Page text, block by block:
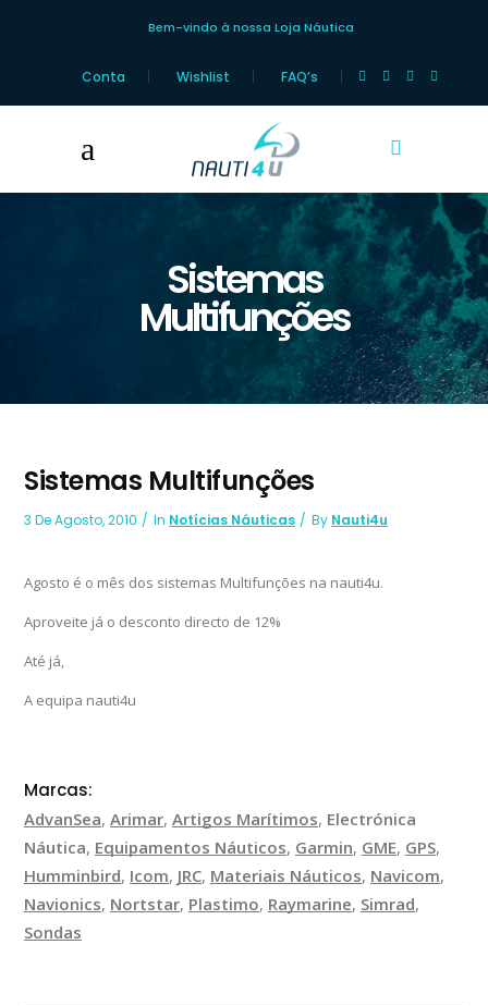
Bem-vindo à nossa Loja Náutica
Conta Wishlist FAQ’s
Sistemas
Multifunções
Sistemas Multifunções
3 De Agosto, 2010 In Notícias Náuticas By Nauti4u
Agosto é o mês dos sistemas Multifunções na nauti4u.
Aproveite já o desconto directo de 12%
Até já,
A equipa nauti4u
Marcas:
AdvanSea,Arimar,Artigos Marítimos, Electrónica
Náutica, Equipamentos Náuticos, Garmin, GME, GPS,
Humminbird, Icom, JRC, Materiais Náuticos, Navicom,
Navionics, Nortstar, Plastimo, Raymarine, Simrad,
Sondas